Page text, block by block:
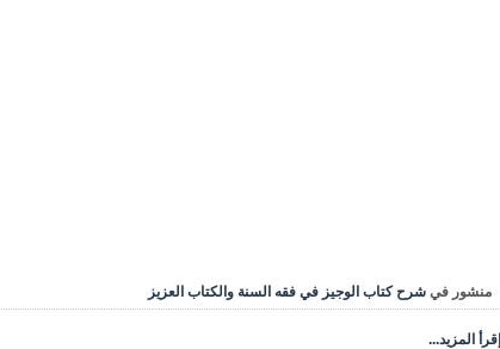
منشور في شرح كتاب الوجيز في فقه السنة والكتاب العزيز
إقرأ المزيد...